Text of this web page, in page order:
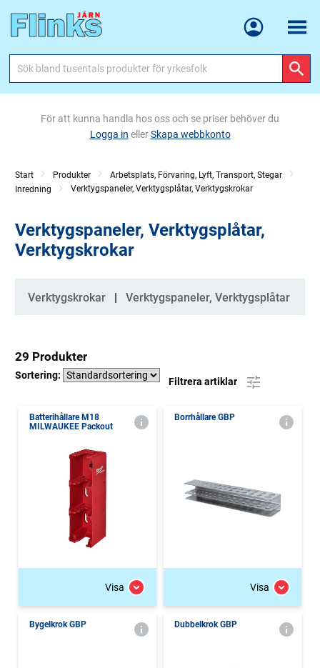
Meny
För att kunna handla hos oss och se priser behöver du
Logga in ellerSkapa webbkonto
Start Produkter
Arbetsplats, Förvaring, Lyft, Transport, Stegar
Inredning
Verktygspaneler, Verktygsplåtar, Verktygskrokar
Verktygspaneler, Verktygsplåtar,
Verktygskrokar
Kategorier
Verktygskrokar Verktygspaneler, Verktygsplåtar
29 Produkter
Sortering:
Filtrera artiklar
Batterihållare M18
MILWAUKEE Packout
Visa
Borrhållare GBP
Visa
Bygelkrok GBP Dubbelkrok GBP